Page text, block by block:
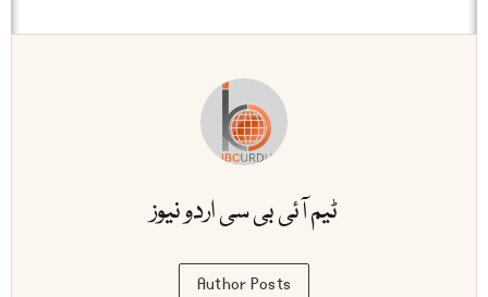
ٹیم آئی بی سی اردو نیوز
Author Posts